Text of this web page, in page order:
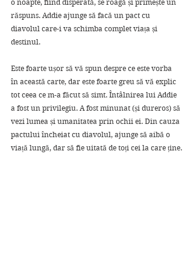
o noapte, fiind disperată, se roagă și primește un
răspuns. Addie ajunge să facă un pact cu
diavolul care-i va schimba complet viața și
destinul.
Este foarte ușor să vă spun despre ce este vorba
în această carte, dar este foarte greu să vă explic
tot ceea ce m-a făcut să simt. Întâlnirea lui Addie
a fost un privilegiu. A fost minunat (și dureros) să
vezi lumea și umanitatea prin ochii ei. Din cauza
pactului încheiat cu diavolul, ajunge să aibă o
viață lungă, dar să fie uitată de toți cei la care ține.